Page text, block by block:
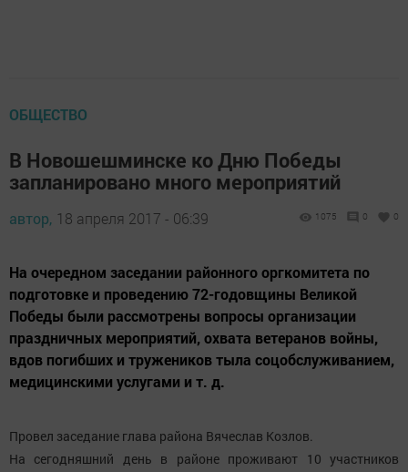
ОБЩЕСТВО
В Новошешминске ко Дню Победы
запланировано много мероприятий
автор, 18 апреля 2017 - 06:39 1075 0 0
На очередном заседании районного оргкомитета по
подготовке и проведению 72-годовщины Великой
Победы были рассмотрены вопросы организации
праздничных мероприятий, охвата ветеранов войны,
вдов погибших и тружеников тыла соцобслуживанием,
медицинскими услугами и т. д.
Провел заседание глава района Вячеслав Козлов.
На сегодняшний день в районе проживают 10 участников